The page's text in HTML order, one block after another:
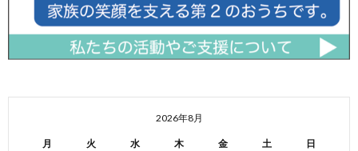
2026年8月
月 火 水 木 金 土 日